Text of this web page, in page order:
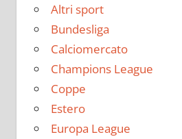
Altri sport
Bundesliga
Calciomercato
Champions League
Coppe
Estero
Europa League